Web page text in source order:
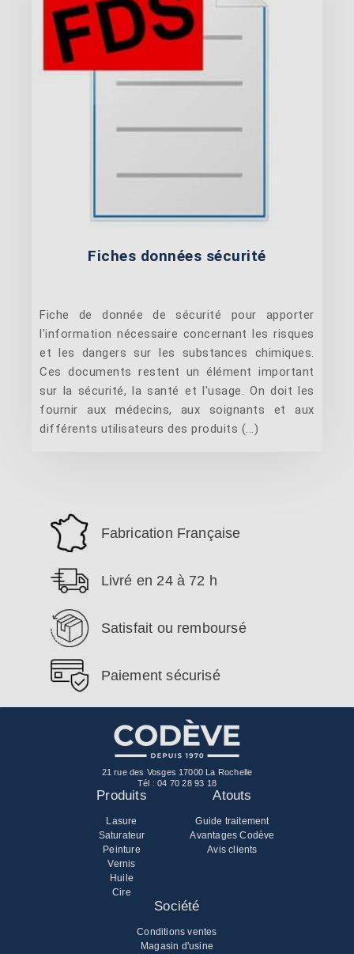
Fiches données sécurité
Fiche de donnée de sécurité pour apporter
l'information nécessaire concernant les risques
et les dangers sur les substances chimiques.
Ces documents restent un élément important
sur la sécurité, la santé et l'usage. On doit les
fournir aux médecins, aux soignants et aux
différents utilisateurs des produits (...)
Fabrication Française
Livré en 24 à 72 h
Satisfait ou remboursé
Paiement sécurisé
21 rue des Vosges 17000 La Rochelle
Tél :04 70 28 93 18
Produits
Lasure
Saturateur
Peinture
Vernis
Huile
Cire
Atouts
Guide traitement
Avantages Codève
Avis clients
Société
Conditions ventes
Magasin d'usine